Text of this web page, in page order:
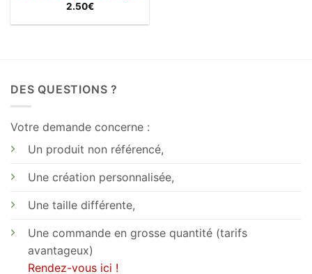
2.50€
DES QUESTIONS ?
Votre demande concerne :
Un produit non référencé,
Une création personnalisée,
Une taille différente,
Une commande en grosse quantité (tarifs
avantageux)
Rendez-vous ici !